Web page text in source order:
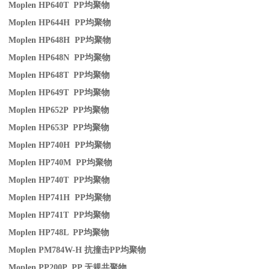
Moplen HP640T PP均聚物
Moplen HP644H PP均聚物
Moplen HP648H PP均聚物
Moplen HP648N PP均聚物
Moplen HP648T PP均聚物
Moplen HP649T PP均聚物
Moplen HP652P PP均聚物
Moplen HP653P PP均聚物
Moplen HP740H PP均聚物
Moplen HP740M PP均聚物
Moplen HP740T PP均聚物
Moplen HP741H PP均聚物
Moplen HP741T PP均聚物
Moplen HP748L PP均聚物
Moplen PM784W-H抗撞击PP均聚物